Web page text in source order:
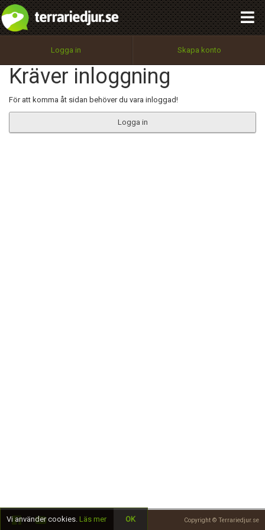
Logga in Skapa konto
Kräver inloggning
För att komma åt sidan behöver du vara inloggad!
Logga in
Copyright © Terrariedjur.se
Utför
100%
OK
integritetspolicy
Namn:
Epost:
Begär nytt lösenord
Tillbaka till förstasidan
Vi använder cookies. Läs mer OK